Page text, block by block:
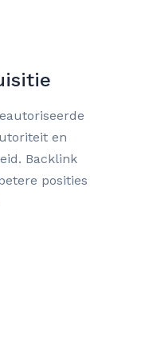
en
Backlink
posities